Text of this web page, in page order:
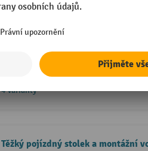
Odolná kvalita ze svařovaných
Desky z aglomerovaného dřeva
Madlo k našroubování na obě
4 Varianty
Těžký pojízdný stolek a montážní